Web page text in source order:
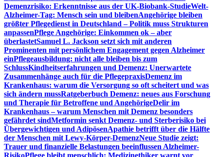
Demenzrisiko: Erkenntnisse aus der UK-Biobank-StudieWelt-
Alzheimer-Tag: Mensch sein und bleibenAngehörige bleiben
größter Pflegedienst in Deutschland – Politik muss Strukturen
anpassenPflege Angehörige: Einkommen ok – aber
überlastetSamuel L. Jackson setzt sich mit anderen
Prominenten mit persönlichem Engagement gegen Alzheimer
einPflegeausbildung: nicht alle bleiben bis zum
SchlussKindheitserfahrungen und Demenz: Unerwartete
Zusammenhänge auch für die PflegepraxisDemenz im
Krankenhaus: warum die Versorgung so oft scheitert und was
sich ändern mussRatgeberbuch Demenz: neues aus Forschung
und Therapie für Betroffene und AngehörigeDelir im
Krankenhaus – warum Menschen mit Demenz besonders
gefährdet sindMetformin senkt Demenz- und Sterberisiko bei
Übergewichtigen und AdipösenApathie betrifft über die Hälfte
der Menschen mit Lewy-Körper-DemenzNeue Studie zeigt:
Trauer und finanzielle Belastungen beeinflussen Alzheimer-
RisikoPflege bleibt menschlich: Medizinethiker warnt vor